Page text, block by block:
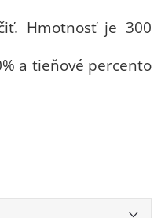
Hmotnosť je 300
a tieňové percento